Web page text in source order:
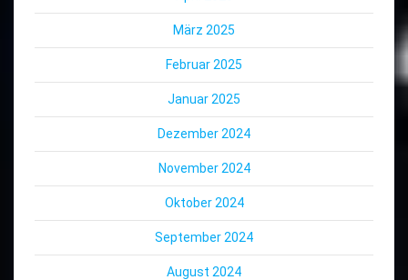
März 2025
Februar 2025
Januar 2025
Dezember 2024
November 2024
Oktober 2024
September 2024
August 2024